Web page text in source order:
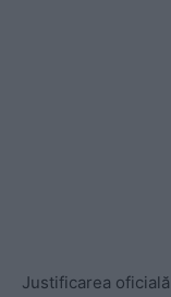
Justificarea